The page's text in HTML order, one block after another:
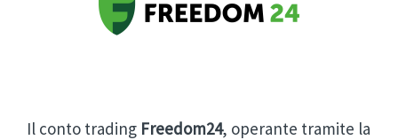
Il conto trading Freedom24, operante tramite la